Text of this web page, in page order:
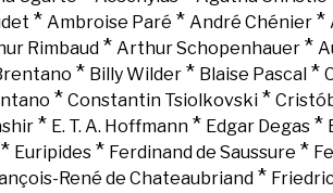
* Ambroise Paré * André Chénier *
Rimbaud * Arthur Schopenhauer *
* Billy Wilder * Blaise Pascal *
* Constantin Tsiolkovski *
* E. T. A. Hoffmann * Edgar Degas *
* Euripides * Ferdinand de Saussure *
René de Chateaubriand *